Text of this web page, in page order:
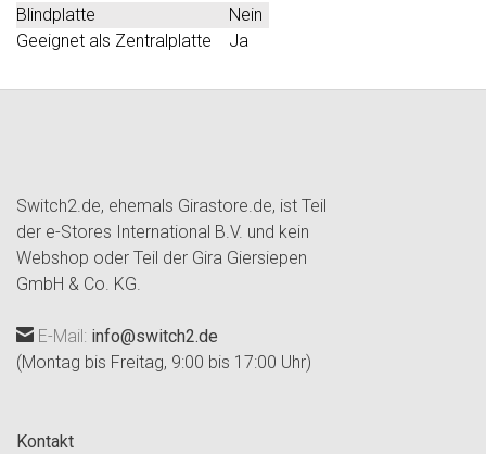
Blindplatte
Nein
Geeignet als Zentralplatte
Ja
Switch2.de, ehemals Girastore.de, ist Teil
der e-Stores International B.V. und kein
Webshop oder Teil der Gira Giersiepen
GmbH & Co. KG.
E-Mail: info@switch2.de
(Montag bis Freitag, 9:00 bis 17:00 Uhr)
Kontakt